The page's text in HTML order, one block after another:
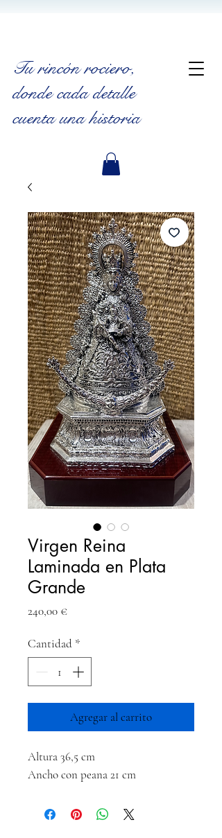
Tu rincón rociero,
donde cada detalle
cuenta una historia
Virgen Reina
Laminada en Plata
Grande
240,00 €Precio
Cantidad *
Agregar al carrito
Altura 36,5 cm
Ancho con peana 21 cm